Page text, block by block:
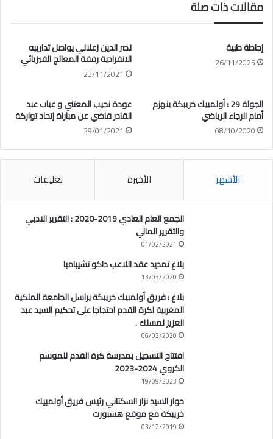
مقالات ذات صلة
إحاطة طبية
26/11/2025
نصر الدين زعلاني يواصل تداريبه
الانفرادية رفقة المعالج الفيزيائي
23/11/2021
الجولة 29 : أولمبيك خريبكة ينهزم
أمام الرجاء الرياضي
08/10/2020
عودة نجيب المعتني و غياب عبد
القادر قاضي عن مباراة إتحاد تواركة
29/01/2021
الأشهر الأخيرة تعليقات
الجمع العام العادي 2019-2020 : التقرير الادبي
والتقرير المالي
01/02/2021
بلاغ تمديد عقد اللاعب داكو تشيبامبا
13/03/2020
بلاغ : فريق أولمبيك خريبكة يراسل الجامعة الملكية
المغربية لكرة القدم احتجاجا على تحكيم السيد عبد
العزيز لمسلك .
06/02/2020
افتتاح التسجيل بمدرسة كرة القدم للموسم
الكروي 2024-2023
19/09/2023
حوار السيد نزار السكتاني رئيس فريق أولمبيك
خريبكة مع موقع هسبورت
03/12/2019